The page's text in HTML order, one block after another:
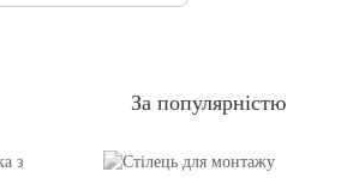
За популярністю